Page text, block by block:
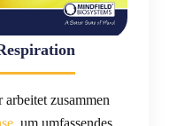
arbeitet zusammen
, um umfassendes